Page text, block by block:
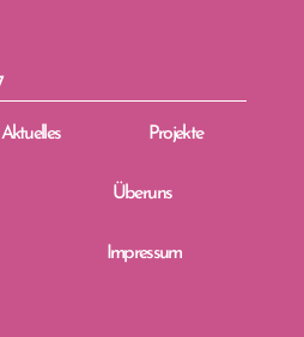
Aktuelles Projekte
Über uns
Impressum